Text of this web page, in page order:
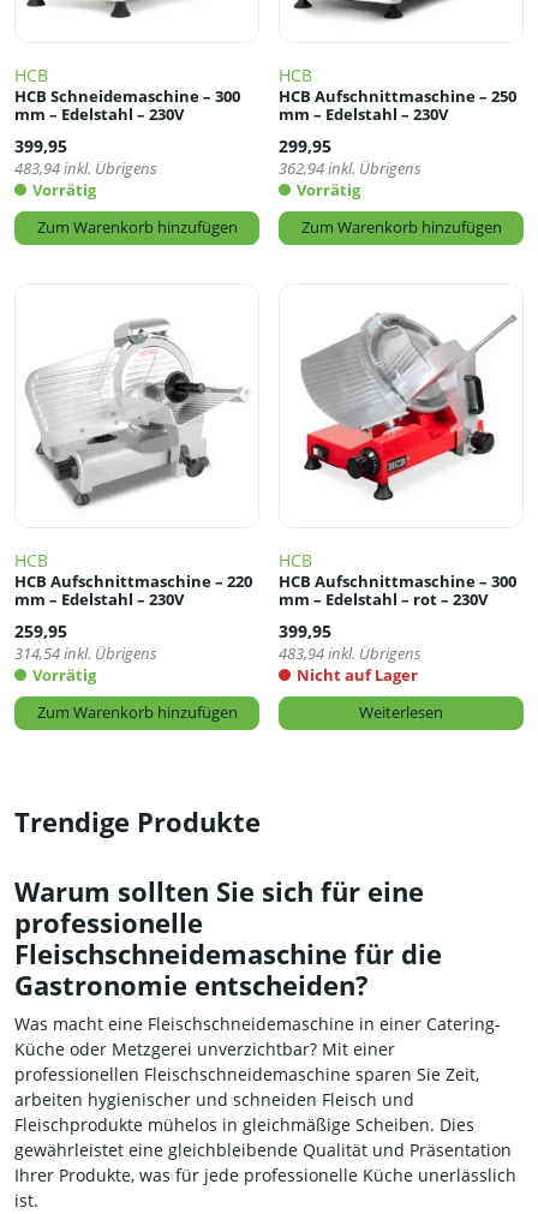
HCB
HCB Schneidemaschine – 300
mm – Edelstahl – 230V
399,95
483,94inkl. Übrigens
Vorrätig
Zum Warenkorb hinzufügen
HCB
HCB Aufschnittmaschine – 250
mm – Edelstahl – 230V
299,95
362,94inkl. Übrigens
Vorrätig
Zum Warenkorb hinzufügen
HCB
HCB Aufschnittmaschine – 220
mm – Edelstahl – 230V
259,95
314,54inkl. Übrigens
Vorrätig
Zum Warenkorb hinzufügen
HCB
HCB Aufschnittmaschine – 300
mm – Edelstahl – rot – 230V
399,95
483,94inkl. Übrigens
Nicht auf Lager
Weiterlesen
Trendige Produkte
Warum sollten Sie sich für eine
professionelle
Fleischschneidemaschine für die
Gastronomie entscheiden?
Was macht eine Fleischschneidemaschine in einer Catering-
Küche oder Metzgerei unverzichtbar? Mit einer
professionellen Fleischschneidemaschine sparen Sie Zeit,
arbeiten hygienischer und schneiden Fleisch und
Fleischprodukte mühelos in gleichmäßige Scheiben. Dies
gewährleistet eine gleichbleibende Qualität und Präsentation
Ihrer Produkte, was für jede professionelle Küche unerlässlich
ist.